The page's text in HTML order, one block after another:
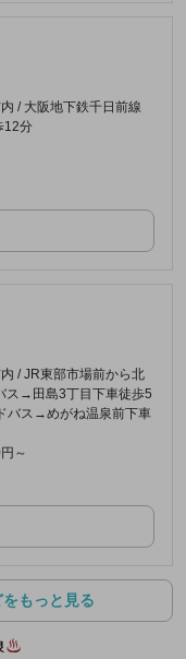
/ 大阪地下鉄千日前線
12分
/ JR東部市場前から北
ス→田島3丁目下車徒歩5
バス→めがね温泉前下車
～
もっと見る